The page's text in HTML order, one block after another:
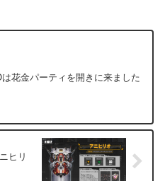
は花金パーティを開きに来ました
ヒリ